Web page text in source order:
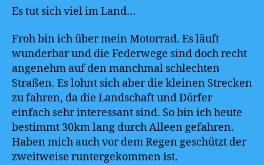
Es tut sich viel im Land…
Froh bin ich über mein Motorrad. Es läuft
wunderbar und die Federwege sind doch recht
angenehm auf den manchmal schlechten
Straßen. Es lohnt sich aber die kleinen Strecken
zu fahren, da die Landschaft und Dörfer
einfach sehr interessant sind. So bin ich heute
bestimmt 30km lang durch Alleen gefahren.
Haben mich auch vor dem Regen geschützt der
zweitweise runtergekommen ist.